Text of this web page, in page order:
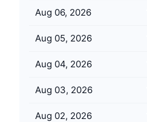
Učte se a vydělávejte
Kalendáře
Kalendář ICO
Aug 06, 2026
Aug 05, 2026
Aug 04, 2026
Aug 03, 2026
Aug 02, 2026